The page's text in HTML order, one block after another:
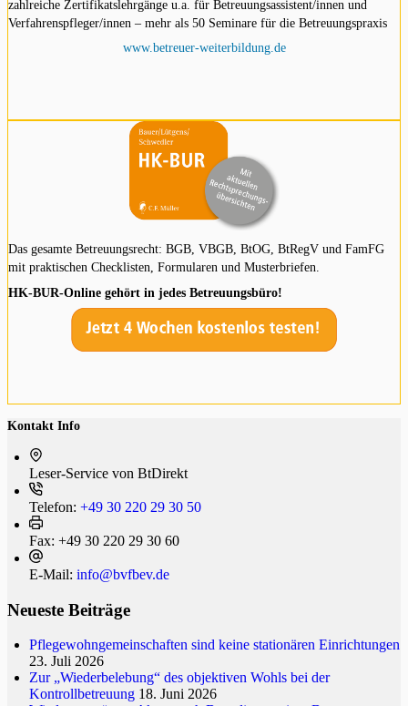
zahlreiche Zertifikatslehrgänge u.a. für Betreuungsassistent/innen und
Verfahrenspfleger/innen – mehr als 50 Seminare für die Betreuungspraxis
www.betreuer-weiterbildung.de
Das gesamte Betreuungsrecht: BGB, VBGB, BtOG, BtRegV und FamFG
mit praktischen Checklisten, Formularen und Musterbriefen.
HK-BUR-Online gehört in jedes Betreuungsbüro!
Kontakt Info
Leser-Service von BtDi­rekt
Telefon: +49 30 220 29 30 50
Fax: +49 30 220 29 30 60
E-Mail: info@bvfbev.de
Neueste Beiträge
Pflegewohngemeinschaften sind keine stationären Einrichtungen
23. Juli 2026
Zur „Wiederbelebung“ des objektiven Wohls bei der
Kontrollbetreuung 18. Juni 2026